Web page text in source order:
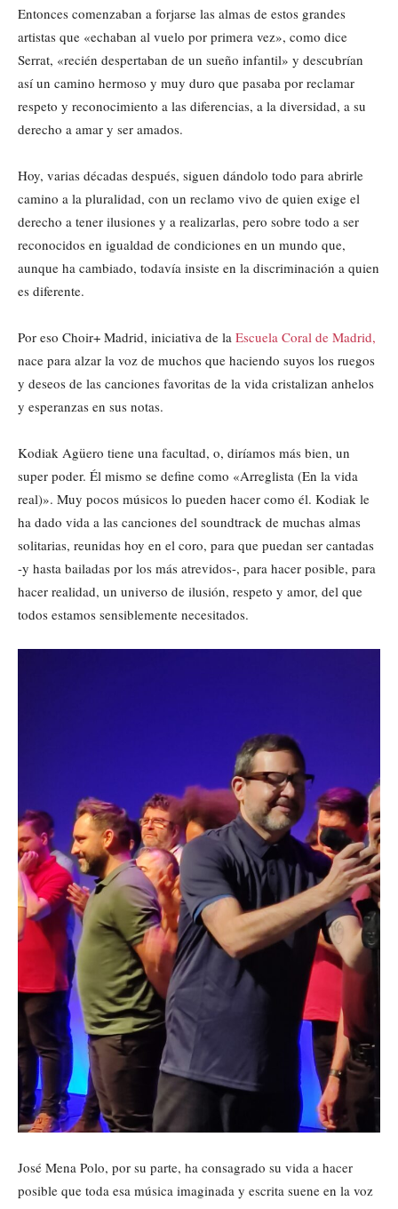
Entonces comenzaban a forjarse las almas de estos grandes
artistas que «echaban al vuelo por primera vez», como dice
Serrat, «recién despertaban de un sueño infantil» y descubrían
así un camino hermoso y muy duro que pasaba por reclamar
respeto y reconocimiento a las diferencias, a la diversidad, a su
derecho a amar y ser amados.
Hoy, varias décadas después, siguen dándolo todo para abrirle
camino a la pluralidad, con un reclamo vivo de quien exige el
derecho a tener ilusiones y a realizarlas, pero sobre todo a ser
reconocidos en igualdad de condiciones en un mundo que,
aunque ha cambiado, todavía insiste en la discriminación a quien
es diferente.
Por eso Choir+ Madrid, iniciativa de la Escuela Coral de Madrid,
nace para alzar la voz de muchos que haciendo suyos los ruegos
y deseos de las canciones favoritas de la vida cristalizan anhelos
y esperanzas en sus notas.
Kodiak Agüero tiene una facultad, o, diríamos más bien, un
super poder. Él mismo se define como «Arreglista (En la vida
real)». Muy pocos músicos lo pueden hacer como él. Kodiak le
ha dado vida a las canciones del soundtrack de muchas almas
solitarias, reunidas hoy en el coro, para que puedan ser cantadas
-y hasta bailadas por los más atrevidos-, para hacer posible, para
hacer realidad, un universo de ilusión, respeto y amor, del que
todos estamos sensiblemente necesitados.
José Mena Polo, por su parte, ha consagrado su vida a hacer
posible que toda esa música imaginada y escrita suene en la voz